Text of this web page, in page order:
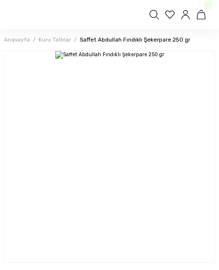
Anasayfa Kuru Tatlılar Saffet Abdullah Fındıklı Şekerpare 250 gr